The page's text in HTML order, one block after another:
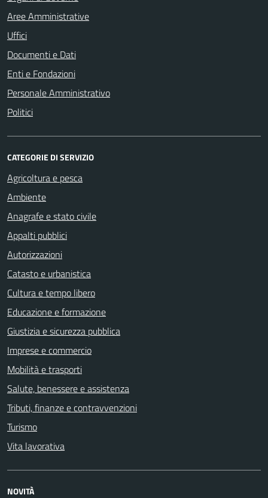
Aree Amministrative
Uffici
Documenti e Dati
Enti e Fondazioni
Personale Amministrativo
Politici
CATEGORIE DI SERVIZIO
Agricoltura e pesca
Ambiente
Anagrafe e stato civile
Appalti pubblici
Autorizzazioni
Catasto e urbanistica
Cultura e tempo libero
Educazione e formazione
Giustizia e sicurezza pubblica
Imprese e commercio
Mobilità e trasporti
Salute, benessere e assistenza
Tributi, finanze e contravvenzioni
Turismo
Vita lavorativa
NOVITÀ